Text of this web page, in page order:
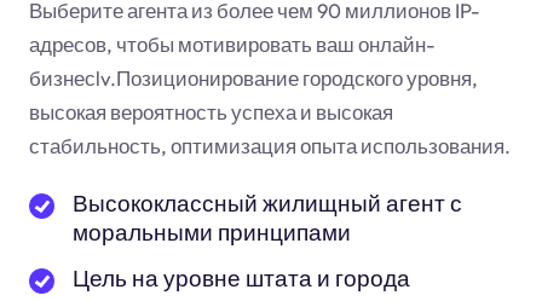
Выберите агента из более чем 90 миллионов IP-
адресов, чтобы мотивировать ваш онлайн-
бизнесlv.Позиционирование городского уровня,
высокая вероятность успеха и высокая
стабильность, оптимизация опыта использования.
Высококлассный жилищный агент с
моральными принципами
Цель на уровне штата и города